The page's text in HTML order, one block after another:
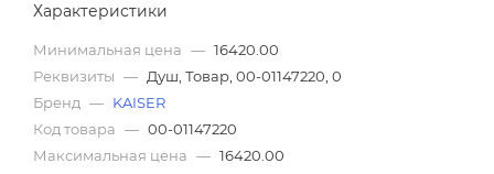
Характеристики
Минимальная цена — 16420.00
Реквизиты — Душ, Товар, 00-01147220, 0
Бренд — KAISER
Код товара — 00-01147220
Максимальная цена — 16420.00